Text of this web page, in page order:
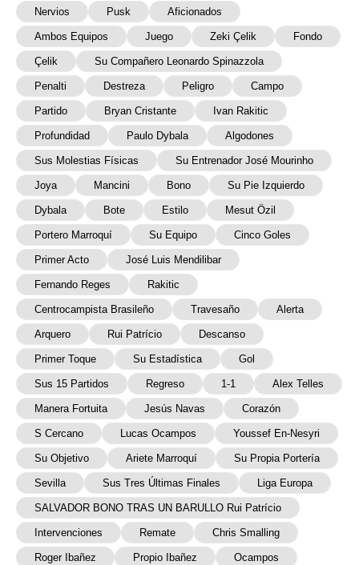
Nervios Pusk Aficionados
Ambos Equipos Juego Zeki Çelik Fondo
Çelik Su Compañero Leonardo Spinazzola
Penalti Destreza Peligro Campo
Partido Bryan Cristante Ivan Rakitic
Profundidad Paulo Dybala Algodones
Sus Molestias Físicas Su Entrenador José Mourinho
Joya Mancini Bono Su Pie Izquierdo
Dybala Bote Estilo Mesut Özil
Portero Marroquí Su Equipo Cinco Goles
Primer Acto José Luis Mendilibar
Fernando Reges Rakitic
Centrocampista Brasileño Travesaño Alerta
Arquero Rui Patrício Descanso
Primer Toque Su Estadística Gol
Sus 15 Partidos Regreso 1-1 Alex Telles
Manera Fortuita Jesús Navas Corazón
S Cercano Lucas Ocampos Youssef En-Nesyri
Su Objetivo Ariete Marroquí Su Propia Portería
Sevilla Sus Tres Últimas Finales Liga Europa
SALVADOR BONO TRAS UN BARULLO Rui Patrício
Intervenciones Remate Chris Smalling
Roger Ibañez Propio Ibañez Ocampos